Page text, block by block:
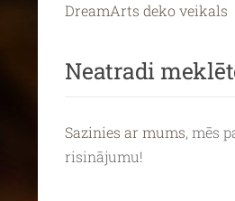
DreamArts deko veikals
Neatradi
Sazinies ar mums, mēs
risinājumu!